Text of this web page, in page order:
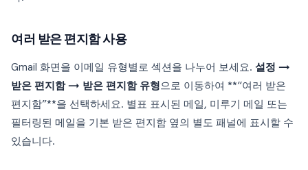
여러 받은 편지함 사용
Gmail 화면을 이메일 유형별로 섹션을 나누어 보세요. 설정 →
받은 편지함 → 받은 편지함 유형으로 이동하여 **“여러 받은
편지함”**을 선택하세요. 별표 표시된 메일, 미루기 메일 또는
필터링된 메일을 기본 받은 편지함 옆의 별도 패널에 표시할 수
있습니다.